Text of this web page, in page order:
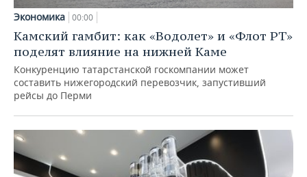
Экономика 00:00
Камский гамбит: как «Водолет» и «Флот РТ»
поделят влияние на нижней Каме
Конкуренцию татарстанской госкомпании может
составить нижегородский перевозчик, запустивший
рейсы до Перми